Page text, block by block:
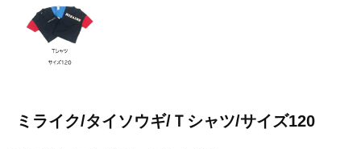
ミライク/タイソウギ/Ｔシャツ/サイズ120